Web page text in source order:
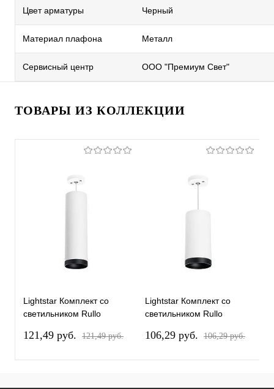
Цвет арматуры Черный
Материал плафона Металл
Сервисный центр ООО "Премиум Свет"
ТОВАРЫ ИЗ КОЛЛЕКЦИИ
Lightstar Комплект со
светильником Rullo
121,49 pуб. 121,49 pуб.
Lightstar Комплект со
светильником Rullo
106,29 pуб. 106,29 pуб.